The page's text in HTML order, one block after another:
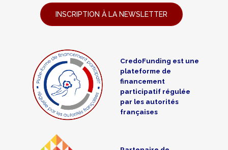
INSCRIPTION À LA NEWSLETTER
CredoFunding est une
plateforme de
financement
participatif régulée
par les autorités
françaises